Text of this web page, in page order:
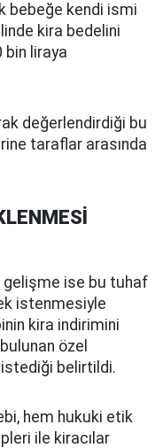
bebeğe kendi ismi
kira bedelini
bin liraya
değerlendirdiği bu
taraflar arasında
gelişme ise bu tuhaf
istenmesiyle
kira indirimini
özel
belirtildi.
hem hukuki etik
ile kiracılar